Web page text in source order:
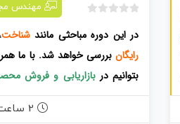
د
و
ا
م
مهندس
در این دوره مباحثی مانند شناخت،
رایگان بررسی خواهد شد. با ما
بتوانیم در بازاریابی و فروش
مجازیآموزش های لازم را کسب
2 ساعت 44 دقیقه